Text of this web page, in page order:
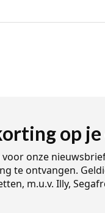
op
onze
te ontvangen.
m.u.v. Illy,